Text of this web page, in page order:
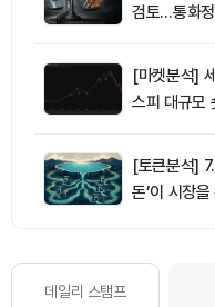
검토…통화
[마켓분석]
스피 대규모
[토큰분석]
돈’이 시장
데일리 스탬프